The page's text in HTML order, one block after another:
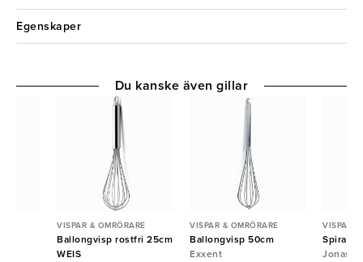
Egenskaper
VISPAR & OMRÖRARE
Ballongvisp rostfri 25cm
WEIS
VISPAR & OMRÖRARE
Ballongvisp 50cm
Exxent
VISPAR &
Jonas
Du kanske även gillar